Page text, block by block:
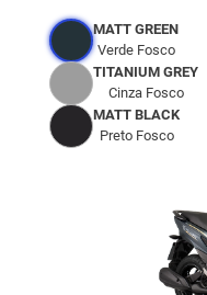
MATT GREEN
Verde Fosco
TITANIUM GREY
Cinza Fosco
MATT BLACK
Preto Fosco